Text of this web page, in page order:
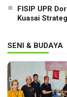
FISIP UPR
Kuasai
SENI & BUDAYA